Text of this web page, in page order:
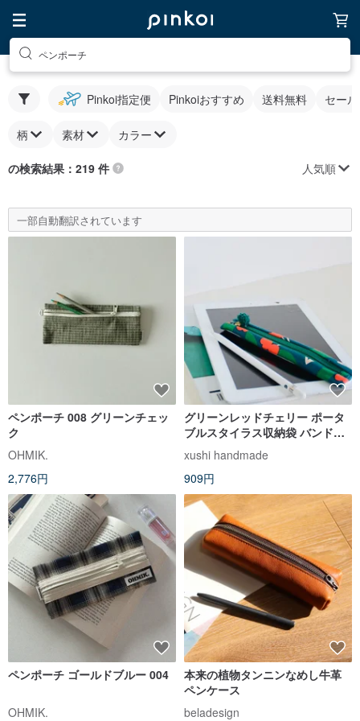
ペンポーチ
Pinkoi指定便 Pinkoiおすすめ 送料無料 セー
柄 素材 カラー
の検索結果：219 件 人気順
一部自動翻訳されています
ペンポーチ 008 グリーンチェッ
ク
OHMIK.
2,776円
グリーンレッドチェリー ポータ
ブルスタイラス収納袋 バンド付
きペンケース 文具袋
xushi handmade
909円
ペンポーチ ゴールドブルー 004
OHMIK.
本来の植物タンニンなめし牛革
ペンケース
beladesign